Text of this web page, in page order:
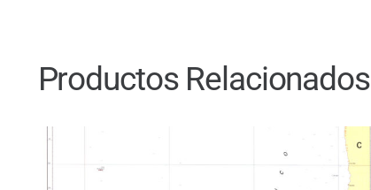
Productos Relacionados